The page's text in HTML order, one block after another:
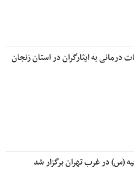
درمانی به ایثارگران در استان زنجان
(س) در غرب تهران برگزار شد